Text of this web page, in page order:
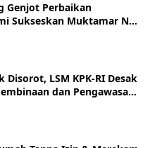
Genjot Perbaikan
Sukseskan Muktamar NU
Ulum Tambakberas
Disorot, LSM KPK-RI Desak
dan Pengawasan